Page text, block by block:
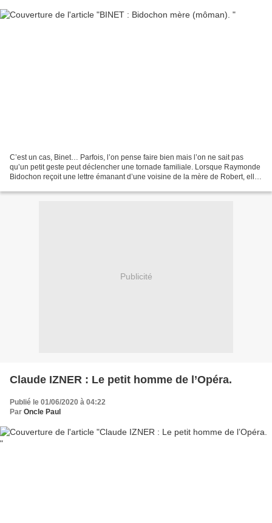
C’est un cas, Binet… Parfois, l’on pense faire bien mais l’on ne sait pas
qu’un petit geste peut déclencher une tornade familiale. Lorsque Raymonde
Bidochon reçoit une lettre émanant d’une voisine de la mère de Robert, elle
Publicité
Claude IZNER : Le petit homme de l’Opéra.
Publié le 01/06/2020 à 04:22
Par Oncle Paul